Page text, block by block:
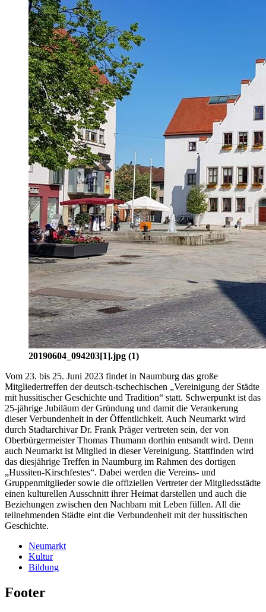
20190604_094203[1].jpg (1)
Vom 23. bis 25. Juni 2023 findet in Naumburg das große
Mitgliedertreffen der deutsch-tschechischen „Vereinigung der Städte
mit hussitischer Geschichte und Tradition“ statt. Schwerpunkt ist das
25-jährige Jubiläum der Gründung und damit die Verankerung
dieser Verbundenheit in der Öffentlichkeit. Auch Neumarkt wird
durch Stadtarchivar Dr. Frank Präger vertreten sein, der von
Oberbürgermeister Thomas Thumann dorthin entsandt wird. Denn
auch Neumarkt ist Mitglied in dieser Vereinigung. Stattfinden wird
das diesjährige Treffen in Naumburg im Rahmen des dortigen
„Hussiten-Kirschfestes“. Dabei werden die Vereins- und
Gruppenmitglieder sowie die offiziellen Vertreter der Mitgliedsstädte
einen kulturellen Ausschnitt ihrer Heimat darstellen und auch die
Beziehungen zwischen den Nachbarn mit Leben füllen. All die
teilnehmenden Städte eint die Verbundenheit mit der hussitischen
Geschichte.
Neumarkt
Kultur
Bildung
Footer